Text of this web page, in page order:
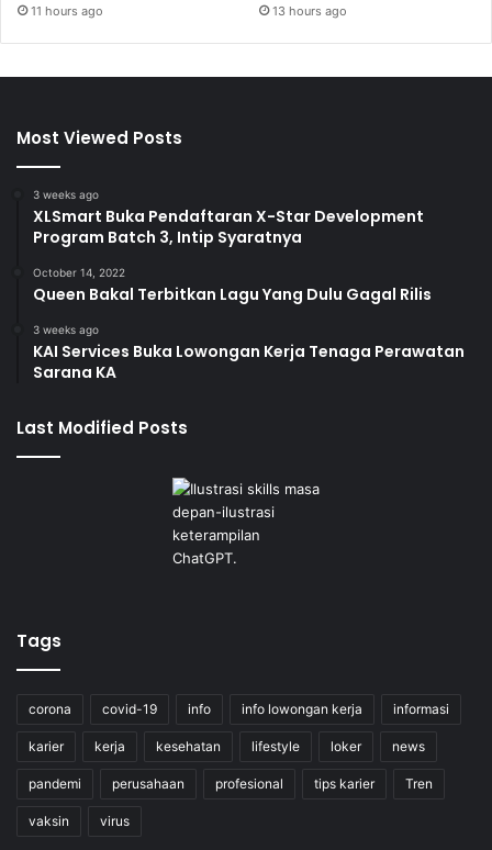
11 hours ago 13 hours ago
Most Viewed Posts
3 weeks ago
XLSmart Buka Pendaftaran X-Star Development
Program Batch 3, Intip Syaratnya
October 14, 2022
Queen Bakal Terbitkan Lagu Yang Dulu Gagal Rilis
3 weeks ago
KAI Services Buka Lowongan Kerja Tenaga Perawatan
Sarana KA
Last Modified Posts
Tags
corona covid-19 info info lowongan kerja informasi
karier kerja kesehatan lifestyle loker news
pandemi perusahaan profesional tips karier Tren
vaksin virus